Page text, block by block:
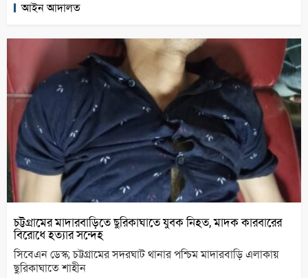
আইন আদালত
চট্টগ্রামের মাদারবাড়িতে ছুরিকাঘাতে যুবক নিহত, মাদক কারবারের
বিরোধে হত্যার সন্দেহ
সিবেএন ডেস্ক; চট্টগ্রামের সদরঘাট থানার পশ্চিম মাদারবাড়ি এলাকায়
ছুরিকাঘাতে শাহীন